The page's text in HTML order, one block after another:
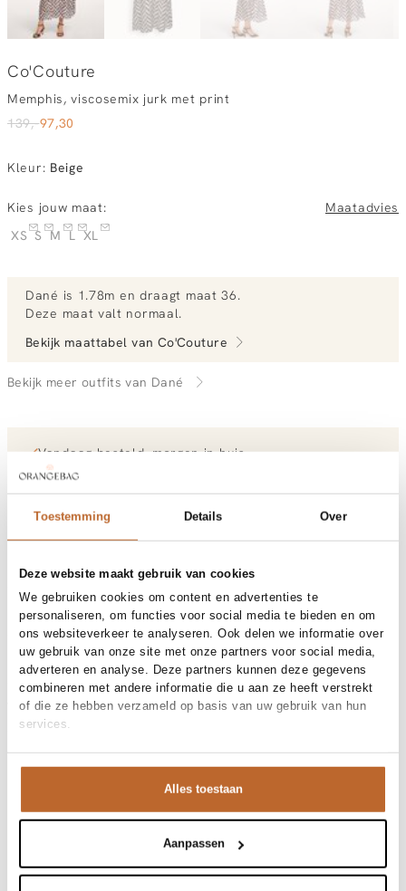
Toestemming Details Over
Deze website maakt gebruik van cookies
We gebruiken cookies om content en advertenties te
personaliseren, om functies voor social media te bieden en om
ons websiteverkeer te analyseren. Ook delen we informatie over
uw gebruik van onze site met onze partners voor social media,
adverteren en analyse. Deze partners kunnen deze gegevens
combineren met andere informatie die u aan ze heeft verstrekt
of die ze hebben verzameld op basis van uw gebruik van hun
services.
Alles toestaan
Aanpassen
Co'Couture
Memphis, viscosemix jurk met print
139,-97,30
Kleur: Beige
Kies jouw maat:
Maatadvies
XS S M L XL
Dané is 1.78m en draagt maat 36.
Deze maat valt normaal.
Bekijk maattabel van Co'Couture
Bekijk meer outfits van Dané
Vandaag besteld, morgen in huis
Gratis bezorging vanaf €99
Fabric
Fabric: 80% viscose, 20%
polyamide.
Materiaal
Viscose
Reiniging
Maat en pasvorm
Maatadvies
Deze maat valt normaal
Pasvorm
Losvallend
Maat model
36
Productdetails
Merk
Co'Couture
Merk-artikelnummer
46079
Productnaam
Variantnaam
Off white
Productnummer
00030209
Strepen
Ritsluiting
Zakken
Steekzakken
Verzenden en retour
bestellingen worden verzonden met een track & trace-code,
uur op werkdagen? Dan wordt je pakket vandaag nog
verzonden!
Heb je vragen over onze producten of heb je hulp nodig bij
het plaatsen van een bestelling? Onze klantenservice staat
Shop the look
Wat een heerlijke verschijning is deze jurk van
Co'Couture. De grafische zigzagprint geeft direct een
moderne vibe, terwijl de soepele stof prachtig langs je